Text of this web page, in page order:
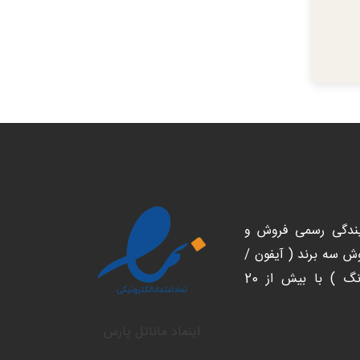
رسمی فروش و
سه برند ( آیفون /
شیائومی/ سامسونگ ) با بیش از 20